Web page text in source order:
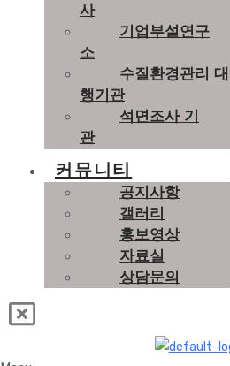
사
기업부설연구
소
수질환경관리 대
행기관
석면조사 기
관
커뮤니티
공지사항
갤러리
홍보영상
자료실
상담문의